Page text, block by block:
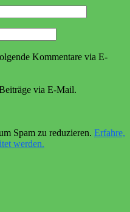
Kommentare via E-
via E-Mail.
Spam zu reduzieren. Erfahre,
werden.